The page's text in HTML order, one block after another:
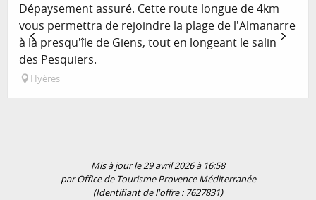
Dépaysement assuré. Cette route longue de 4km
vous permettra de rejoindre la plage de l'Almanarre
à la presqu'île de Giens, tout en longeant le salin
des Pesquiers.
Hyères
Mis à jour le 29 avril 2026 à 16:58
par Office de Tourisme Provence Méditerranée
(Identifiant de l'offre : 7627831)